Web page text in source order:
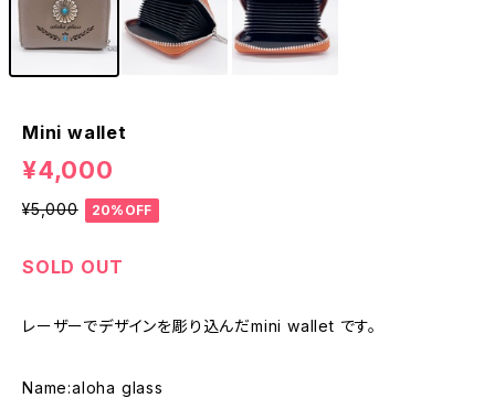
Mini wallet
¥4,000
¥5,000 20%OFF
SOLD OUT
レーザーでデザインを彫り込んだmini wallet です。
Name:aloha glass